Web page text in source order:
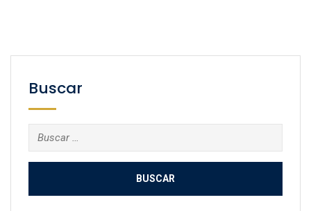
Buscar
Buscar: